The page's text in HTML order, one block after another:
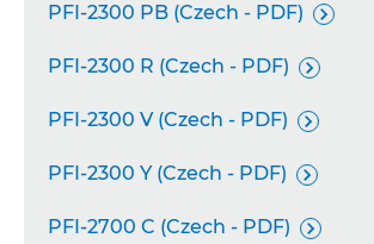
PFI-2300 PB (Czech - PDF) 
PFI-2300 R (Czech - PDF) 
PFI-2300 V (Czech - PDF) 
PFI-2300 Y (Czech - PDF) 
PFI-2700 C (Czech - PDF) 